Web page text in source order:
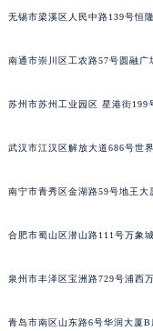
无锡市梁溪区人民中路139号恒
南通市崇川区工农路57号圆融广
苏州市苏州工业园区 星港街199
武汉市江汉区解放大道686号世
南宁市青秀区金湖路59号地王大
合肥市蜀山区潜山路111号万象
泉州市丰泽区宝洲路729号浦西
青岛市南区山东路6号华润大厦B